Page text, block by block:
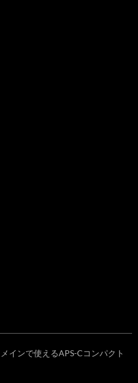
インで使えるAPS-Cコンパクト